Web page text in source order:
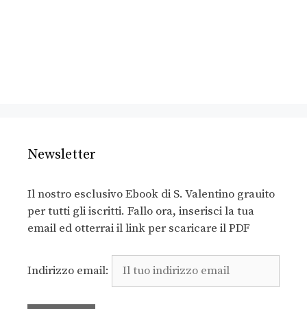
Newsletter
Il nostro esclusivo Ebook di S. Valentino grauito
per tutti gli iscritti. Fallo ora, inserisci la tua
email ed otterrai il link per scaricare il PDF
Indirizzo email: